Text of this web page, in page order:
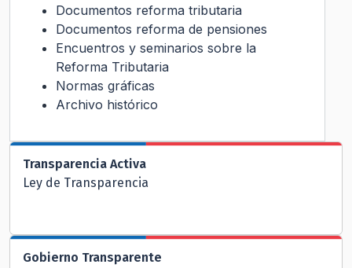
Documentos reforma tributaria
Documentos reforma de pensiones
Encuentros y seminarios sobre la
Reforma Tributaria
Normas gráficas
Archivo histórico
Transparencia Activa
Ley de Transparencia
Gobierno Transparente